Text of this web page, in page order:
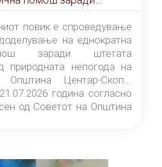
на Општина
повик е спроведување
на еднократна
заради штетата
природната непогода на
Центар-Скопје
година согласно
од Советот на Општина